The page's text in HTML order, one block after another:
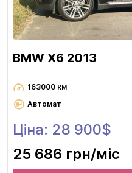
BMW X6 2013
163000 км
Автомат
Ціна: 28 900$
25 686 грн/міс